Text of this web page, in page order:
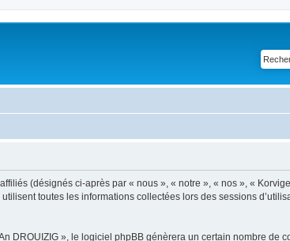
(désignés ci-après par « nous », « notre », « nos », «
toutes les informations collectées lors des sessions
DROUIZIG », le logiciel phpBB génèrera un certain nombre de